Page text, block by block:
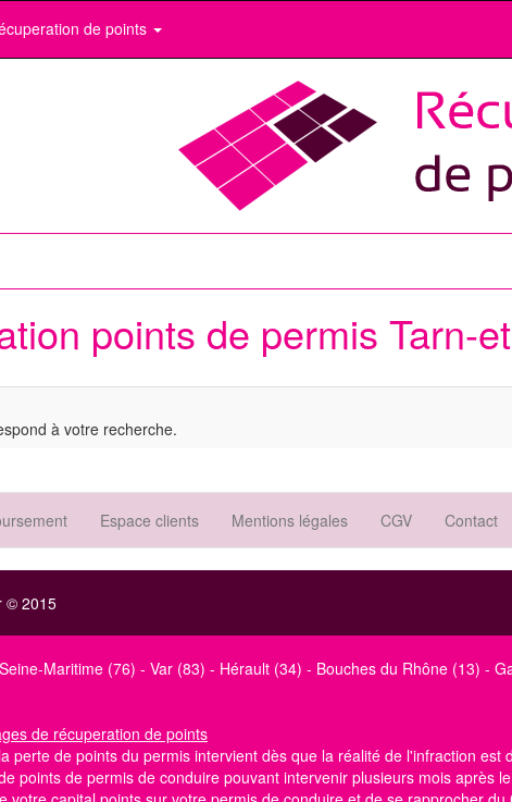
de points
points de permis Tarn-
à votre recherche.
Espace clients Mentions légales CGV Contact
© 2015
Seine-Maritime (76) - Var (83) - Hérault (34) - Bouches du Rhône (13) -
de récuperation de points
perte de points du permis intervient dès que la réalité de l'infraction
points de permis de conduire pouvant intervenir plusieurs mois après